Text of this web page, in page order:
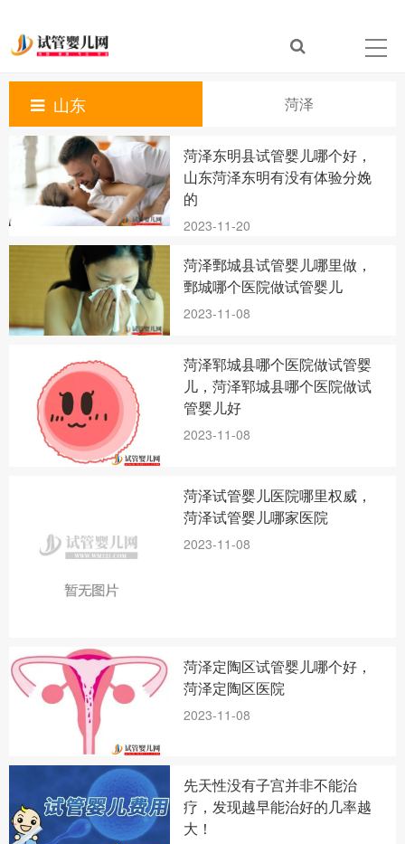
山东 菏泽
菏泽东明县试管婴儿哪个好，
山东菏泽东明有没有体验分娩
的
2023-11-20
菏泽鄄城县试管婴儿哪里做，
鄄城哪个医院做试管婴儿
2023-11-08
菏泽郓城县哪个医院做试管婴
儿，菏泽郓城县哪个医院做试
管婴儿好
2023-11-08
菏泽试管婴儿医院哪里权威，
菏泽试管婴儿哪家医院
2023-11-08
菏泽定陶区试管婴儿哪个好，
菏泽定陶区医院
2023-11-08
先天性没有子宫并非不能治
疗，发现越早能治好的几率越
大！